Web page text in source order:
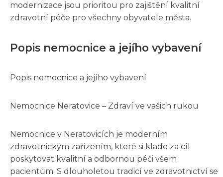
modernizace jsou prioritou pro zajištění kvalitní
zdravotní péče pro všechny obyvatele města.
Popis nemocnice a jejího vybavení
Popis nemocnice a jejího vybavení
Nemocnice Neratovice – Zdraví ve vašich rukou
Nemocnice v Neratovicích je moderním
zdravotnickým zařízením, které si klade za cíl
poskytovat kvalitní a odbornou péči všem
pacientům. S dlouholetou tradicí ve zdravotnictví se